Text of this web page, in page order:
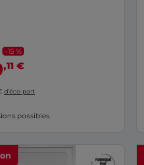
-15 %
,11 €
d’éco-part
possibles